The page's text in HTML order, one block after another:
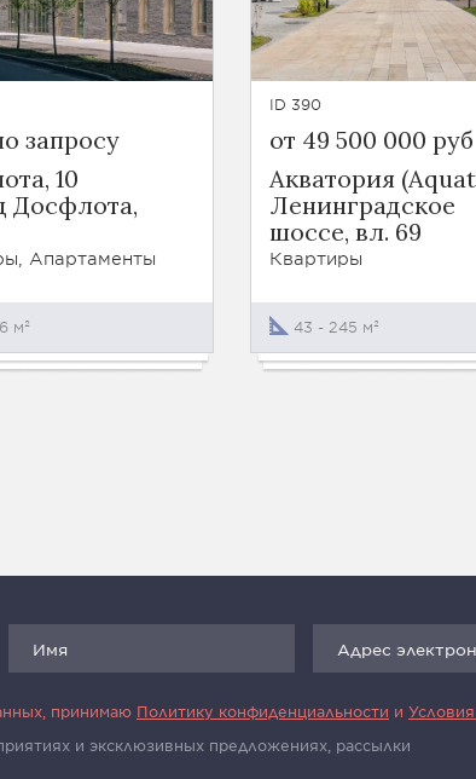
запросу
10
Досфлота,
Апартаменты
м²
ID 390
от 49 500 000 руб
Акватория
Ленинградское
шоссе, вл. 69
Квартиры
43 - 245 м²
принимаю Политику конфиденциальности и
и эксклюзивных предложениях, рассылки